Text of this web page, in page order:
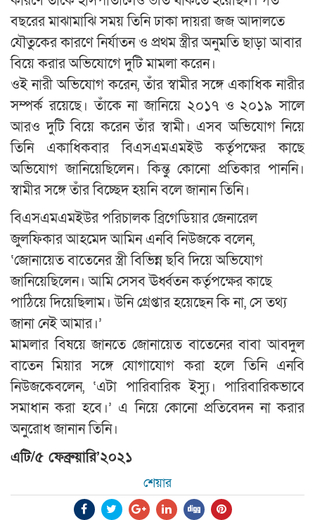
বছরের মাঝামাঝি সময় তিনি ঢাকা দায়রা জজ আদালতে
যৌতুকের কারণে নির্যাতন ও প্রথম স্ত্রীর অনুমতি ছাড়া আবার
বিয়ে করার অভিযোগে দুটি মামলা করেন।
ওই নারী অভিযোগ করেন, তাঁর স্বামীর সঙ্গে একাধিক নারীর
সম্পর্ক রয়েছে। তাঁকে না জানিয়ে ২০১৭ ও ২০১৯ সালে
আরও দুটি বিয়ে করেন তাঁর স্বামী। এসব অভিযোগ নিয়ে
তিনি একাধিকবার বিএসএমএমইউ কর্তৃপক্ষের কাছে
অভিযোগ জানিয়েছিলেন। কিন্তু কোনো প্রতিকার পাননি।
স্বামীর সঙ্গে তাঁর বিচ্ছেদ হয়নি বলে জানান তিনি।
বিএসএমএমইউর পরিচালক ব্রিগেডিয়ার জেনারেল
জুলফিকার আহমেদ আমিন এনবি নিউজকে বলেন,
‘জোনায়েত বাতেনের স্ত্রী বিভিন্ন ছবি দিয়ে অভিযোগ
জানিয়েছিলেন। আমি সেসব ঊর্ধ্বতন কর্তৃপক্ষের কাছে
পাঠিয়ে দিয়েছিলাম। উনি গ্রেপ্তার হয়েছেন কি না, সে তথ্য
জানা নেই আমার।’
মামলার বিষয়ে জানতে জোনায়েত বাতেনের বাবা আবদুল
বাতেন মিয়ার সঙ্গে যোগাযোগ করা হলে তিনি এনবি
নিউজকেবলেন, ‘এটা পারিবারিক ইস্যু। পারিবারিকভাবে
সমাধান করা হবে।’ এ নিয়ে কোনো প্রতিবেদন না করার
অনুরোধ জানান তিনি।
এটি/৫ ফেব্রুয়ারি’২০২১
শেয়ার